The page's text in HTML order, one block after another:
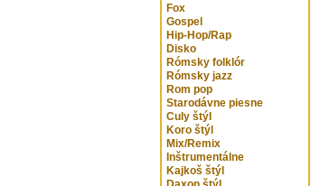
Fox
Gospel
Hip-Hop/Rap
Disko
Rómsky folklór
Rómsky jazz
Rom pop
Starodávne piesne
Culy štýl
Koro štýl
Mix/Remix
Inštrumentálne
Kajkoš štýl